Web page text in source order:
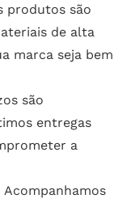
produtos são
de alta
marca seja bem
são
entregas
a
Acompanhamos